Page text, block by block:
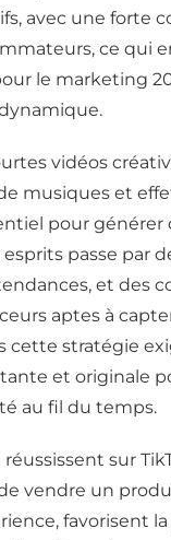
avec une forte
ce qui
le marketing
vidéos
musiques et
pour générer
passe par
et des
aptes à
cette stratégie
et originale
au fil du temps.
sur
vendre un
favorisent